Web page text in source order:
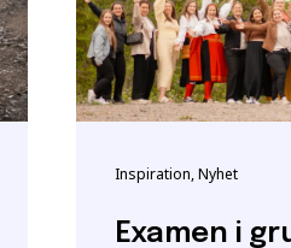
Inspiration, Nyhet
Examen i
eller motsvarande
ha särskilda
bli registrerad som
ett giltigt svenskt
| Skatteverketeller besök